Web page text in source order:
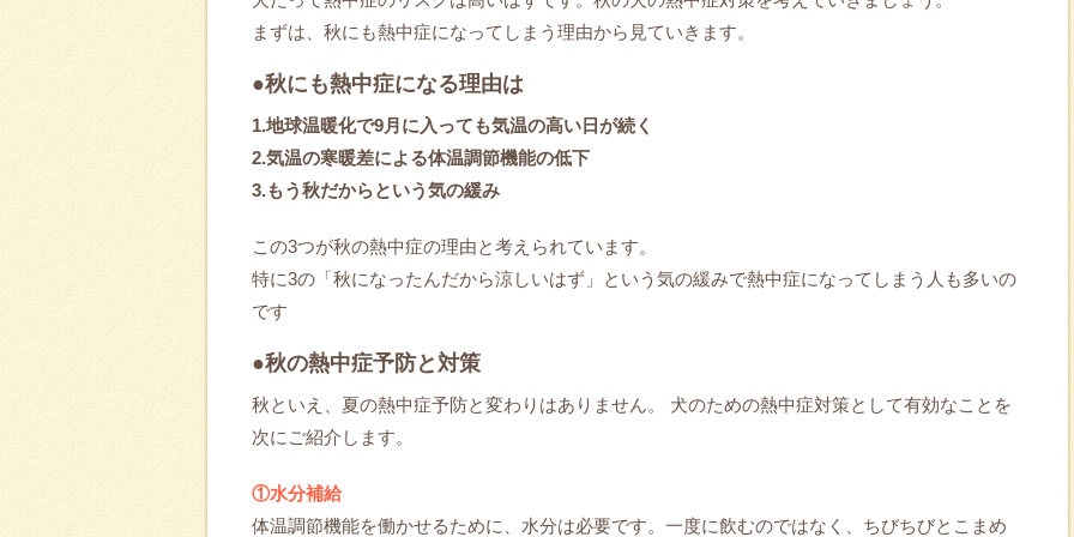
まずは、秋にも熱中症になってしまう理由から見ていきます。
●秋にも熱中症になる理由は
1.地球温暖化で9月に入っても気温の高い日が続く
2.気温の寒暖差による体温調節機能の低下
3.もう秋だからという気の緩み
この3つが秋の熱中症の理由と考えられています。
特に3の「秋になったんだから涼しいはず」という気の緩みで熱中症になってしまう人も多いの
です
●秋の熱中症予防と対策
秋といえ、夏の熱中症予防と変わりはありません。 犬のための熱中症対策として有効なことを
次にご紹介します。
①水分補給
体温調節機能を働かせるために、水分は必要です。一度に飲むのではなく、ちびちびとこまめ